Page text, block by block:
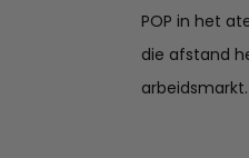
POP in het
die afstand
arbeidsmarkt.